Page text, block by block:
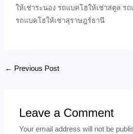
ให้เช่าระนอง รถแบคโฮให้เช่าสตูล ร
รถแบคโฮให้เช่าสุราษฎร์ธานี
← Previous Post
Leave a Comment
Your email address will not be